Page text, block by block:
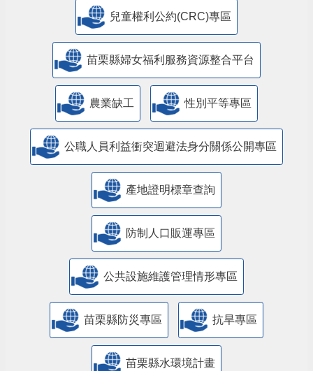
兒童權利公約(CRC)專區
苗栗縣婦女福利服務資源整合平台
農業缺工 性別平等專區
公職人員利益衝突迴避法身分關係公開專區
產地證明標章查詢
防制人口販運專區
​公共設施維護管理情形專區
苗栗縣防災專區 抗旱專區
苗栗縣水環境計畫